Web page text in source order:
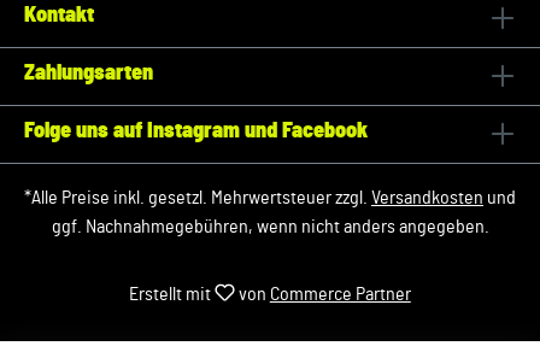
Kontakt
Zahlungsarten
Folge uns auf Instagram und Facebook
*Alle Preise inkl. gesetzl. Mehrwertsteuer zzgl. Versandkosten und
ggf. Nachnahmegebühren, wenn nicht anders angegeben.
Erstellt mit von Commerce Partner